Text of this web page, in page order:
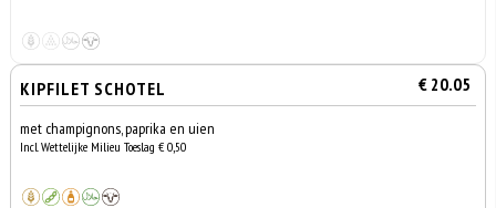
KIPFILET SCHOTEL € 20.05
met champignons, paprika en uien
Incl. Wettelijke Milieu Toeslag € 0,50